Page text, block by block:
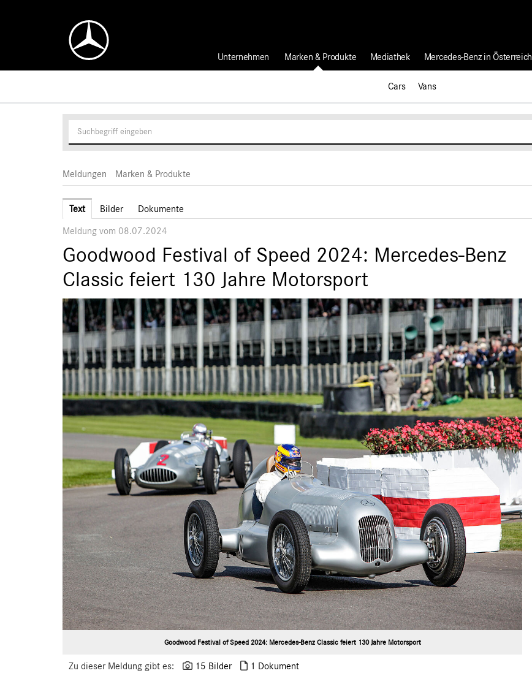
Unternehmen Marken & Produkte
Cars Vans
Mediathek Mercedes-Benz in Österreich
Meldungen Marken & Produkte
Text Bilder Dokumente
Meldung vom 08.07.2024
Goodwood Festival of Speed 2024: Mercedes-Benz
Classic feiert 130 Jahre Motorsport
Goodwood Festival of Speed 2024: Mercedes-Benz Classic feiert 130 Jahre Motorsport
Zu dieser Meldung gibt es: 15 Bilder 1 Dokument